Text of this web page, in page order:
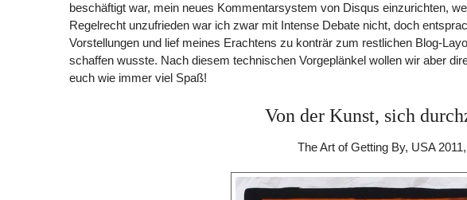
beschäftigt war, mein neues Kommentarsystem von Disqus einzurichten,
Regelrecht unzufrieden war ich zwar mit Intense Debate nicht, doch
Vorstellungen und lief meines Erachtens zu konträr zum restlichen Blog-
schaffen wusste. Nach diesem technischen Vorgeplänkel wollen wir aber
euch wie immer viel Spaß!
Von der Kunst, sich
The Art of Getting By, USA